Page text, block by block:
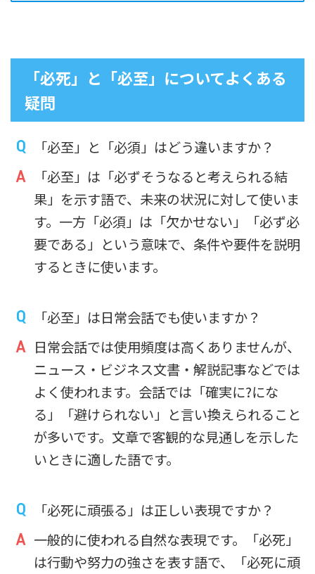
「必死」と「必至」についてよくある
疑問
「必至」と「必須」はどう違いますか？
「必至」は「必ずそうなると考えられる結
果」を示す語で、未来の状況に対して使いま
す。一方「必須」は「欠かせない」「必ず必
要である」という意味で、条件や要件を説明
するときに使います。
「必至」は日常会話でも使いますか？
日常会話では使用頻度は高くありませんが、
ニュース・ビジネス文書・解説記事などでは
よく使われます。会話では「確実に?にな
る」「避けられない」と言い換えられること
が多いです。文章で客観的な見通しを示した
いときに適した語です。
「必死に頑張る」は正しい表現ですか？
一般的に使われる自然な表現です。「必死」
は行動や努力の強さを表す語で、「必死に頑